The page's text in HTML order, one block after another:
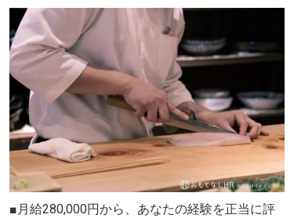
■月給280,000円から、あなたの経験を正当に評